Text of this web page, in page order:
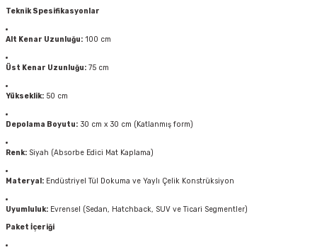
Teknik Spesifikasyonlar
Alt Kenar Uzunluğu: 100 cm
Üst Kenar Uzunluğu: 75 cm
Yükseklik: 50 cm
Depolama Boyutu: 30 cm x 30 cm (Katlanmış form)
Renk: Siyah (Absorbe Edici Mat Kaplama)
Materyal: Endüstriyel Tül Dokuma ve Yaylı Çelik Konstrüksiyon
Uyumluluk: Evrensel (Sedan, Hatchback, SUV ve Ticari Segmentler)
Paket İçeriği